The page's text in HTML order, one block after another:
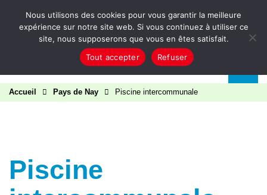
Aller au contenu
Accueil Pays de Nay Piscine intercommunale
Piscine
Nous utilisons des cookies pour vous garantir la meilleure
expérience sur notre site web. Si vous continuez à utiliser ce
site, nous supposerons que vous en êtes satisfait.
Tout accepter
Refuser